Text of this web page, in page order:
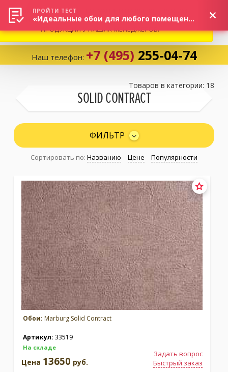
Избранное:0 товаров
Каталог
Компания
Личный кабинет
Москва (сменить город)
Заказать обратный звонок
Наш телефон: +7 (495) 255-04-74
SOLID CONTRACT
Товаров в категории: 18
ФИЛЬТР
Сортировать по: Названию Цене Популярности
Обои: Marburg Solid Contract
Артикул: 33519
На складе
Задать вопрос
Быстрый заказ
Цена 13650 руб.
ВНИМАНИЕ! В СВЯЗИ С СИТУАЦИЕЙ НА РЫНКЕ, ПРОСИМ
УТОЧНЯТЬ АКТУАЛЬНУЮ СТОИМОСТЬ И НАЛИЧИЕ
ПРОДУКЦИИ У НАШИХ МЕНЕДЖЕРОВ.
ПРОЙТИ ТЕСТ
«Идеальные обои для любого помещения!»